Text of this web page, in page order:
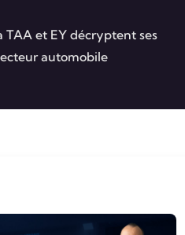
TAA et EY décryptent ses
automobile